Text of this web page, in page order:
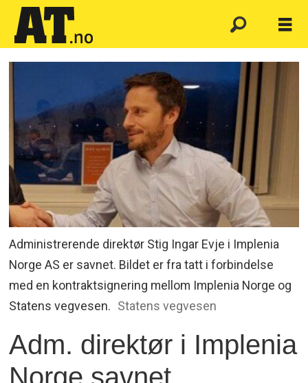
Administrerende direktør Stig Ingar Evje i Implenia
Norge AS er savnet. Bildet er fra tatt i forbindelse
med en kontraktsignering mellom Implenia Norge og
Statens vegvesen. Statens vegvesen
Adm. direktør i Implenia
Norge savnet